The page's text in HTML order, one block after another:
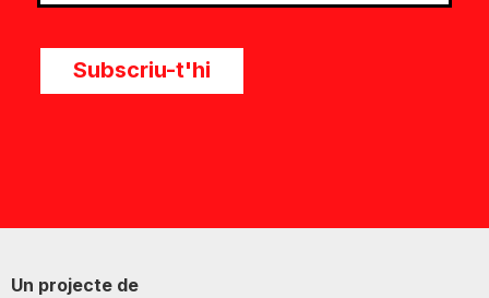
Subscriu-t'hi
Un projecte de